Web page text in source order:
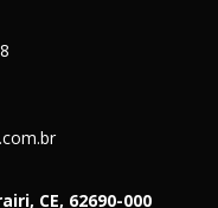
CE, 62690-000